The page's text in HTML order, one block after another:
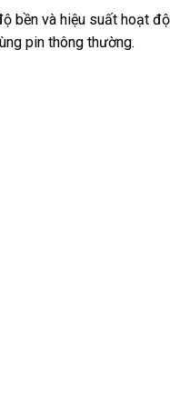
bền và hiệu suất hoạt
pin thông thường.